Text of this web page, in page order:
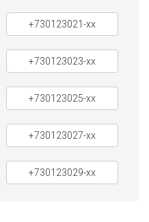
+730123021-xx
+730123023-xx
+730123025-xx
+730123027-xx
+730123029-xx